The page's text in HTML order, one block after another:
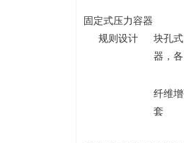
固定式压力容器
规则设计
块孔
器，
纤维
套